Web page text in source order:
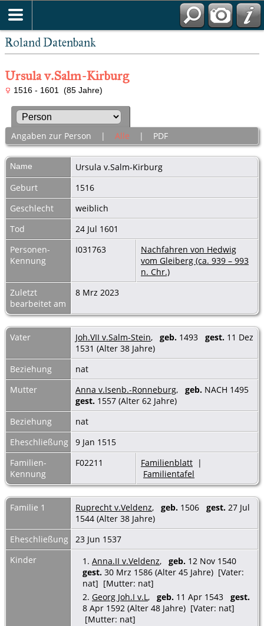
Roland Datenbank
Ursula v.Salm-Kirburg
1516 - 1601 (85 Jahre)
Angaben zur Person | Alle | PDF
Name Ursula v.Salm-Kirburg
Geburt
1516
Geschlecht
weiblich
Tod
24 Jul 1601
Personen-
Kennung
I031763
Nachfahren von Hedwig
vom Gleiberg (ca. 939 – 993
n. Chr.)
Zuletzt
bearbeitet am
8 Mrz 2023
Vater Joh.VII v.Salm-Stein, geb. 1493 gest. 11 Dez
1531 (Alter 38 Jahre)
Beziehung
nat
Mutter
Anna v.Isenb.-Ronneburg, geb. NACH 1495
gest. 1557 (Alter 62 Jahre)
Beziehung
nat
Eheschließung
9 Jan 1515
Familien-
Kennung
F02211 Familienblatt |
Familientafel
Familie 1 Ruprecht v.Veldenz, geb. 1506 gest. 27 Jul
1544 (Alter 38 Jahre)
Eheschließung
23 Jun 1537
Kinder
1. Anna.II v.Veldenz, geb. 12 Nov 1540
gest. 30 Mrz 1586 (Alter 45 Jahre) [Vater:
nat] [Mutter: nat]
2. Georg Joh.I v.L, geb. 11 Apr 1543 gest.
8 Apr 1592 (Alter 48 Jahre) [Vater: nat]
[Mutter: nat]